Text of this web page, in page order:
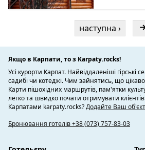
наступна ›
Якщо в Карпати, то з Karpaty.rocks!
Усі курорти Карпат. Найвіддаленіші гірські
садибі чи котеджі. Чим зайнятись, що
Карти пішохідних маршрутів, пам'ятки
легко та швидко почати отримувати
Карпатами karpaty.rocks?Додайте Ваш
Бронювання готелів +38 (073) 757-83-03